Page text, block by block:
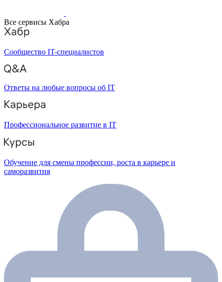
Все сервисы Хабра
Сообщество IT-специалистов
Ответы на любые вопросы об IT
Профессиональное развитие в IT
Обучение для смены профессии, роста в карьере и
саморазвития